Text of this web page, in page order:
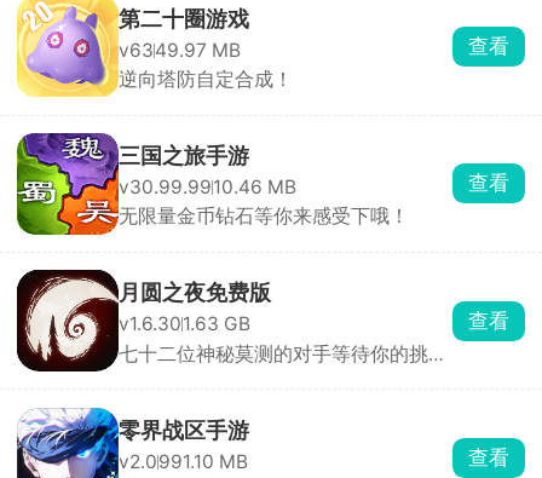
第二十圈游戏
v6349.97 MB
逆向塔防自定合成！
查看
三国之旅手游
v30.99.9910.46 MB
无限量金币钻石等你来感受下哦！
查看
月圆之夜免费版
v1.6.301.63 GB
七十二位神秘莫测的对手等待你的挑
查看
零界战区手游
v2.0991.10 MB
查看